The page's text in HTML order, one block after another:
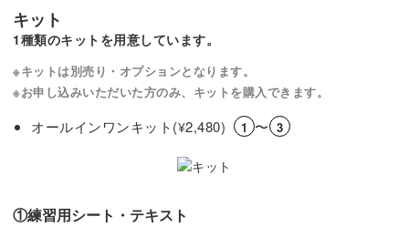
キット
1種類のキットを用意しています。
※キットは別売り・オプションとなります。
※お申し込みいただいた方のみ、キットを購入できます。
オールインワンキット(¥2,480) 1 〜 3
①練習用シート・テキスト